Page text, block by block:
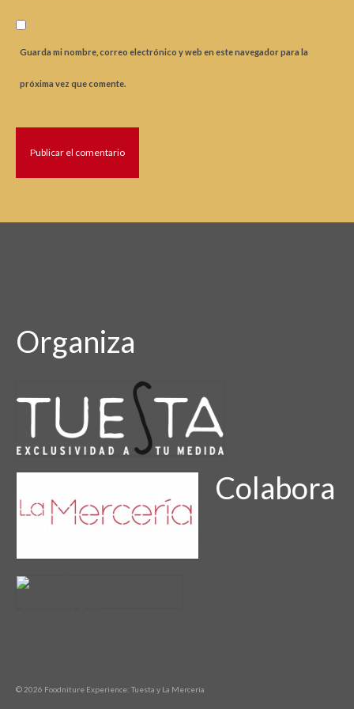
Guarda mi nombre, correo electrónico y web en este navegador para la
próxima vez que comente.
Organiza
Colabora
© 2026 Foodniture Experience: Tuesta y La Merceria